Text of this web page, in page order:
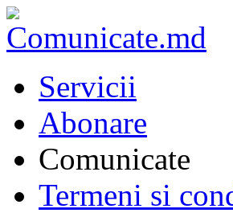
Servicii
Abonare
Comunicate
Termeni si